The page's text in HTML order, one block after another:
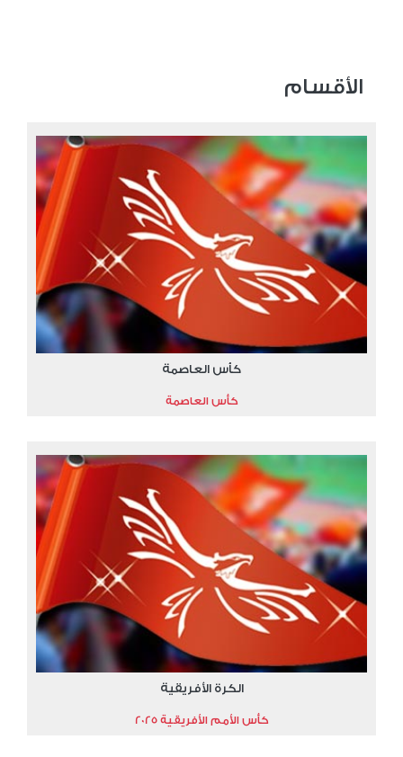
الأقسام
كأس العاصمة
كأس العاصمة
الكرة الأفريقية
كأس الأمم الأفريقية 2025